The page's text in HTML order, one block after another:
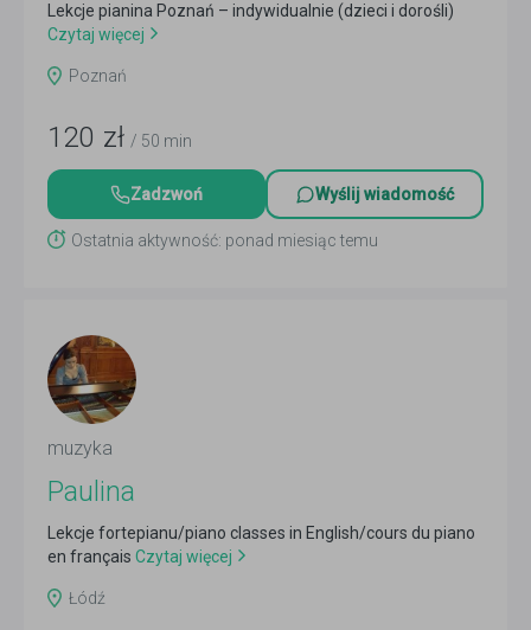
Lekcje pianina Poznań – indywidualnie (dzieci i dorośli)
Czytaj więcej
Poznań
120 zł / 50 min
Zadzwoń Wyślij wiadomość
Ostatnia aktywność: ponad miesiąc temu
muzyka
Paulina
Lekcje fortepianu/piano classes in English/cours du piano
en français Czytaj więcej
Łódź